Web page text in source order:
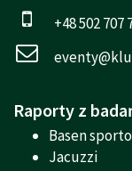
+48 502 707
Raporty z
Basen
Jacuzzi